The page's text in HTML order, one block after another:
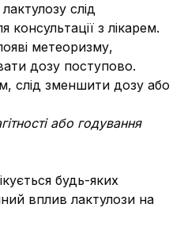
слід
консультації з лікарем.
метеоризму,
дозу поступово.
слід зменшити дозу або
або годування
будь-яких
вплив лактулози на